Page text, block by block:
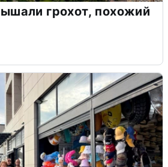
грохот, похожий